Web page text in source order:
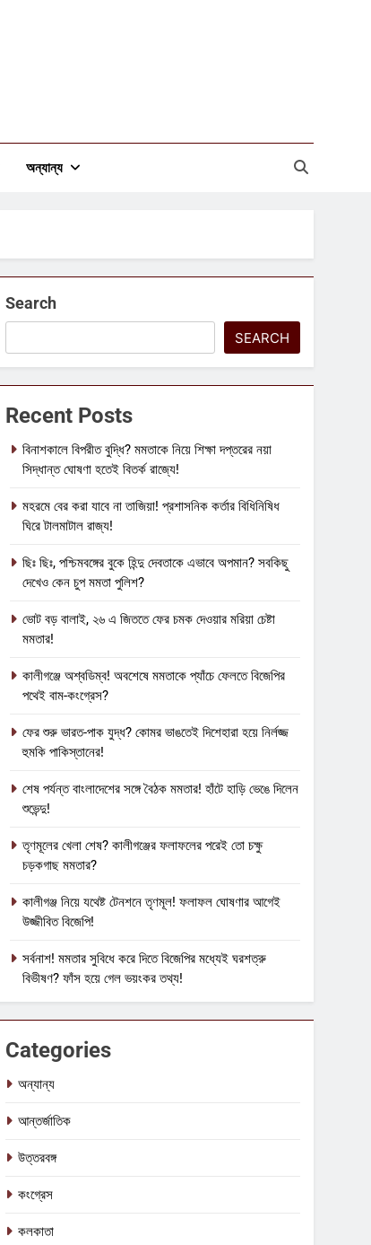
অন্যান্য
Search
SEARCH
Recent Posts
বিনাশকালে বিপরীত বুদ্ধি? মমতাকে নিয়ে শিক্ষা দপ্তরের নয়া
সিদ্ধান্ত ঘোষণা হতেই বিতর্ক রাজ্যে!
মহরমে বের করা যাবে না তাজিয়া! প্রশাসনিক কর্তার বিধিনিষিধ
ঘিরে টালমাটাল রাজ্য!
ছিঃ ছিঃ, পশ্চিমবঙ্গের বুকে হিন্দু দেবতাকে এভাবে অপমান? সবকিছু
দেখেও কেন চুপ মমতা পুলিশ?
ভোট বড় বালাই, ২৬ এ জিততে ফের চমক দেওয়ার মরিয়া চেষ্টা
মমতার!
কালীগঞ্জে অশ্বডিম্ব! অবশেষে মমতাকে প্যাঁচে ফেলতে বিজেপির
পথেই বাম-কংগ্রেস?
ফের শুরু ভারত-পাক যুদ্ধ? কোমর ভাঙতেই দিশেহারা হয়ে নির্লজ্জ
হুমকি পাকিস্তানের!
শেষ পর্যন্ত বাংলাদেশের সঙ্গে বৈঠক মমতার! হাঁটে হাড়ি ভেঙে দিলেন
শুভেন্দু!
তৃণমূলের খেলা শেষ? কালীগঞ্জের ফলাফলের পরেই তো চক্ষু
চড়কগাছ মমতার?
কালীগঞ্জ নিয়ে যথেষ্ট টেনশনে তৃণমূল! ফলাফল ঘোষণার আগেই
উজ্জীবিত বিজেপি!
সর্বনাশ! মমতার সুবিধে করে দিতে বিজেপির মধ্যেই ঘরশত্রু
বিভীষণ? ফাঁস হয়ে গেল ভয়ংকর তথ্য!
Categories
অন্যান্য
আন্তর্জাতিক
উত্তরবঙ্গ
কংগ্রেস
কলকাতা